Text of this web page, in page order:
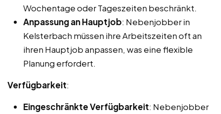
Wochentage oder Tageszeiten beschränkt.
Anpassung an Hauptjob: Nebenjobber in
Kelsterbach müssen ihre Arbeitszeiten oft an
ihren Hauptjob anpassen, was eine flexible
Planung erfordert.
Verfügbarkeit:
Eingeschränkte Verfügbarkeit: Nebenjobber